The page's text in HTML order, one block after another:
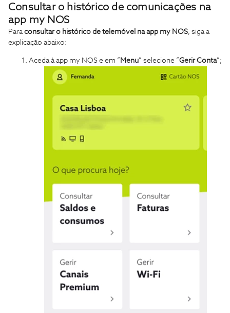
Consultar o histórico de comunicações na
app my NOS
Para consultar o histórico de telemóvel na app my NOS, siga a
explicação abaixo:
Aceda à app my NOS e em “ Menu” selecione “Gerir Conta”;